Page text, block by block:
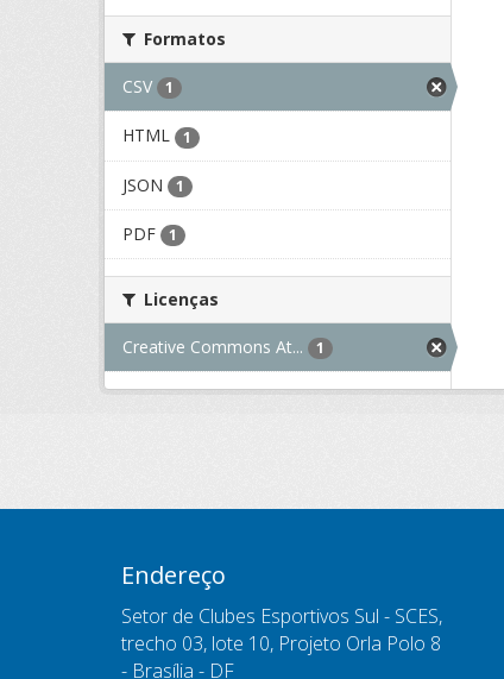
Formatos
CSV 1
HTML 1
JSON 1
PDF 1
Licenças
Creative Commons At... 1
Endereço
Setor de Clubes Esportivos Sul - SCES,
trecho 03, lote 10, Projeto Orla Polo 8
- Brasília - DF